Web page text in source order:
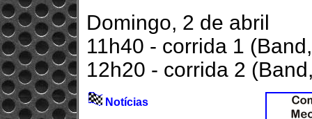
Domingo, 2 de abril
11h40 - corrida 1
12h20 - corrida 2
Notícias